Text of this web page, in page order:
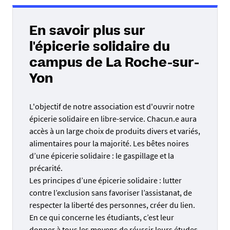
18h30
Jeudi 21 janvier 2027 de 12h30 à 13h30 et de 17h30
à 18h30
Jeudi 4 février 2027 de 12h30 à 13h30 et de 17h30 à
18h30
à 18h30
Jeudi 11 mars 2027 de 12h30 à 13h30 et de 17h30 à
18h30
Jeudi 25 mars 2027 de 12h30 à 13h30 et de 17h30 à
18h30
Jeudi 8 avril 2027 de 12h30 à 13h30 et de 17h30 à
18h30
Jeudi 13 mai 2027 de 12h30 à 13h30 et de 17h30 à
étudiante
En savoir plus sur
l'épicerie solidaire du
campus de La Roche-sur-
Yon
L'objectif de notre association est d'ouvrir notre
épicerie solidaire en libre-service. Chacun.e aura
accès à un large choix de produits divers et variés,
alimentaires pour la majorité. Les bêtes noires
d’une épicerie solidaire : le gaspillage et la
précarité.
Les principes d’une épicerie solidaire : lutter
contre l’exclusion sans favoriser l’assistanat, de
respecter la liberté des personnes, créer du lien.
En ce qui concerne les étudiants, c’est leur